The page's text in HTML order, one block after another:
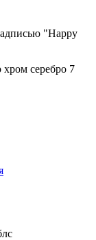
"Happy
серебро 7